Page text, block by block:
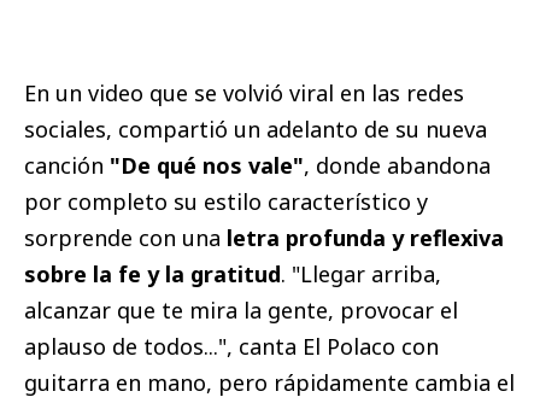
En un video que se volvió viral en las redes
sociales, compartió un adelanto de su nueva
canción "De qué nos vale", donde abandona
por completo su estilo característico y
sorprende con una letra profunda y reflexiva
sobre la fe y la gratitud. "Llegar arriba,
alcanzar que te mira la gente, provocar el
aplauso de todos...", canta El Polaco con
guitarra en mano, pero rápidamente cambia el